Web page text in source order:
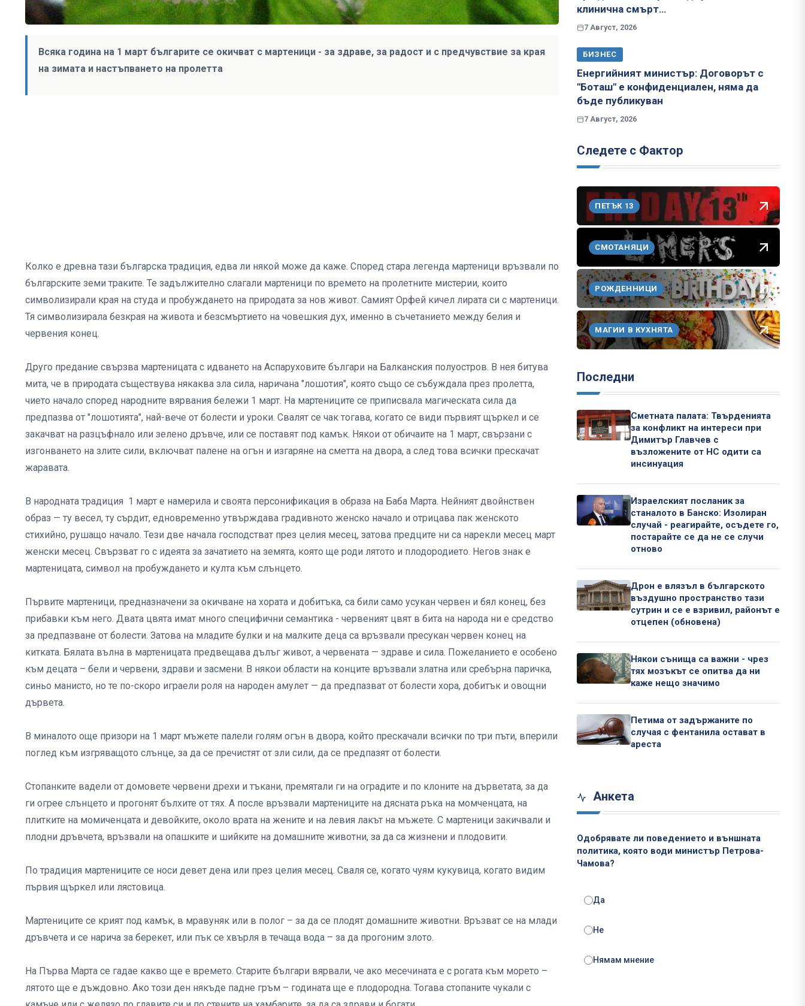
Всяка година на 1 март българите се окичват с мартеници - за здраве, за радост и с предчувствие за края
на зимата и настъпването на пролетта
Колко е древна тази българска традиция, едва ли някой може да каже. Според стара легенда мартеници връзвали по
българските земи траките. Те задължително слагали мартеници по времето на пролетните мистерии, които
символизирали края на студа и пробуждането на природата за нов живот. Самият Орфей кичел лирата си с мартеници.
Тя символизирала безкрая на живота и безсмъртието на човешкия дух, именно в съчетанието между белия и
червения конец.
Друго предание свързва мартеницата с идването на Аспаруховите българи на Балканския полуостров. В нея битува
мита, че в природата съществува някаква зла сила, наричана "лошотия", която също се събуждала през пролетта,
чието начало според народните вярвания бележи 1 март. На мартениците се приписвала магическата сила да
предпазва от "лошотията", най-вече от болести и уроки. Свалят се чак тогава, когато се види първият щъркел и се
закачват на разцъфнало или зелено дръвче, или се поставят под камък. Някои от обичаите на 1 март, свързани с
изгонването на злите сили, включват палене на огън и изгаряне на сметта на двора, а след това всички прескачат
жаравата.
В народната традиция 1 март е намерила и своята персонификация в образа на Баба Марта. Нейният двойнствен
образ — ту весел, ту сърдит, едновременно утвърждава градивното женско начало и отрицава пак женското
стихийно, рушащо начало. Тези две начала господстват през целия месец, затова предците ни са нарекли месец март
женски месец. Свързват го с идеята за зачатието на земята, която ще роди лятото и плодородието. Негов знак е
мартеницата, символ на пробуждането и култа към слънцето.
Първите мартеници, предназначени за окичване на хората и добитъка, са били само усукан червен и бял конец, без
прибавки към него. Двата цвята имат много специфични семантика - червеният цвят в бита на народа ни е средство
за предпазване от болести. Затова на младите булки и на малките деца са връзвали пресукан червен конец на
китката. Бялата вълна в мартеницата предвещава дълъг живот, а червената — здраве и сила. Пожеланието е особено
към децата – бели и червени, здрави и засмени. В някои области на конците връзвали златна или сребърна паричка,
синьо манисто, но те по-скоро играели роля на народен амулет — да предпазват от болести хора, добитък и овощни
дървета.
В миналото още призори на 1 март мъжете палели голям огън в двора, който прескачали всички по три пъти, вперили
поглед към изгряващото слънце, за да се пречистят от зли сили, да се предпазят от болести.
Стопанките вадели от домовете червени дрехи и тъкани, премятали ги на оградите и по клоните на дърветата, за да
ги огрее слънцето и прогонят бълхите от тях. А после връзвали мартениците на дясната ръка на момченцата, на
плитките на момиченцата и девойките, около врата на жените и на левия лакът на мъжете. С мартеници закичвали и
плодни дръвчета, връзвали на опашките и шийките на домашните животни, за да са жизнени и плодовити.
По традиция мартениците се носи девет дена или през целия месец. Сваля се, когато чуям кукувица, когато видим
първия щъркел или лястовица.
Мартениците се крият под камък, в мравуняк или в полог – за да се плодят домашните животни. Връзват се на млади
дръвчета и се нарича за берекет, или пък се хвърля в течаща вода – за да прогоним злото.
На Първа Марта се гадае какво ще е времето. Старите българи вярвали, че ако месечината е с рогата към морето –
лятото ще е дъждовно. Ако този ден някъде падне гръм – годината ще е плодородна. Тогава стопаните чукали с
клинична смърт…
7 Август, 2026
БИЗНЕС
Енергийният министър: Договорът с
"Боташ" е конфиденциален, няма да
бъде публикуван
7 Август, 2026
Следете с Фактор
ПЕТЪК 13
СМОТАНЯЦИ
РОЖДЕННИЦИ
МАГИИ В КУХНЯТА
Последни
Сметната палата: Твърденията
за конфликт на интереси при
Димитър Главчев с
възложените от НС одити са
инсинуация
Израелският посланик за
станалото в Банско: Изолиран
случай - реагирайте, осъдете го,
постарайте се да не се случи
отново
Дрон е влязъл в българското
въздушно пространство тази
сутрин и се е взривил, районът е
отцепен (обновена)
Някои сънища са важни - чрез
тях мозъкът се опитва да ни
каже нещо значимо
Петима от задържаните по
случая с фентанила остават в
ареста
Анкета
Одобрявате ли поведението и външната
политика, която води министър Петрова-
Чамова?
Да
Не
Нямам мнение